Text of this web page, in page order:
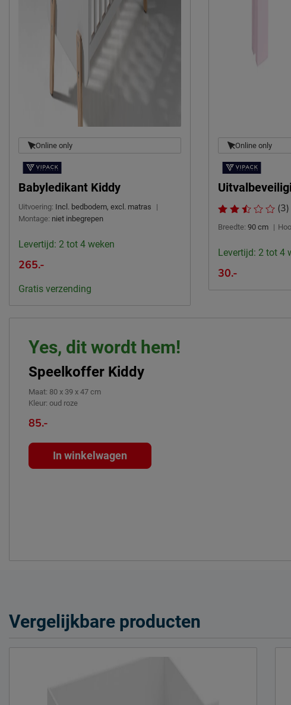
Online only
Babyledikant Kiddy
Uitvoering: Incl. bedbodem, excl. matras
|
Montage: niet inbegrepen
Levertijd: 2 tot 4 weken
265.-
Gratis verzending
Online only
(3)
Breedte: 90 cm |
Levertijd: 2 tot 4
30.-
Yes, dit wordt hem!
Speelkoffer Kiddy
Maat: 80 x 39 x 47 cm
Kleur: oud roze
85.-
In winkelwagen
Vergelijkbare producten